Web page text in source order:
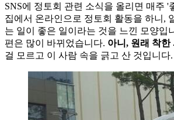
SNS에 정토회 관련 소식을 올리면 매주 '
집에서 온라인으로 정토회 활동을 하니,
는 일이 좋은 일이라는 것을 느낀 모양입
편은 많이 바뀌었습니다. 아니, 원래 착한
걸 모르고 이 사람 속을 긁고 산 것입니다.